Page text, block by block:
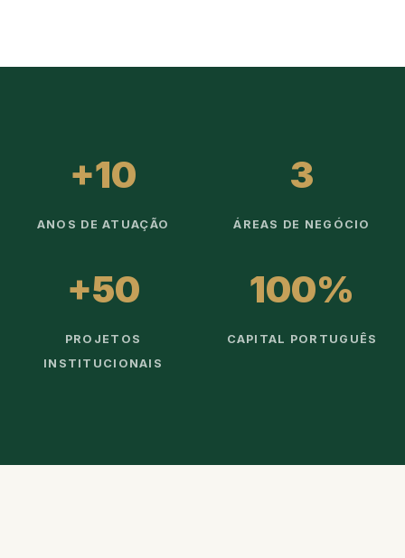
+10
ANOS DE ATUAÇÃO
3
ÁREAS DE NEGÓCIO
+50
PROJETOS
INSTITUCIONAIS
100%
CAPITAL PORTUGUÊS